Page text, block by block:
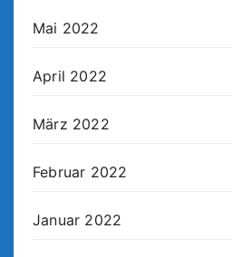
Mai 2022
April 2022
März 2022
Februar 2022
Januar 2022